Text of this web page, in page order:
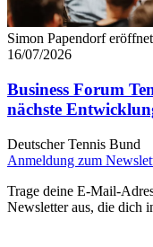
Simon Papendorf
16/07/2026
Business Forum
nächste
Deutscher Tennis Bund
Anmeldung zum
Trage deine E-Mail-
Newsletter aus, die dich